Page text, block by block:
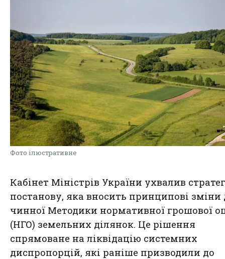
Фото ілюстративне
Кабінет Міністрів України ухвалив
постанову, яка вносить принципові зміни
чинної Методики нормативної грошової
(НГО) земельних ділянок. Це рішення
спрямоване на ліквідацію системних
диспропорцій, які раніше призводили до